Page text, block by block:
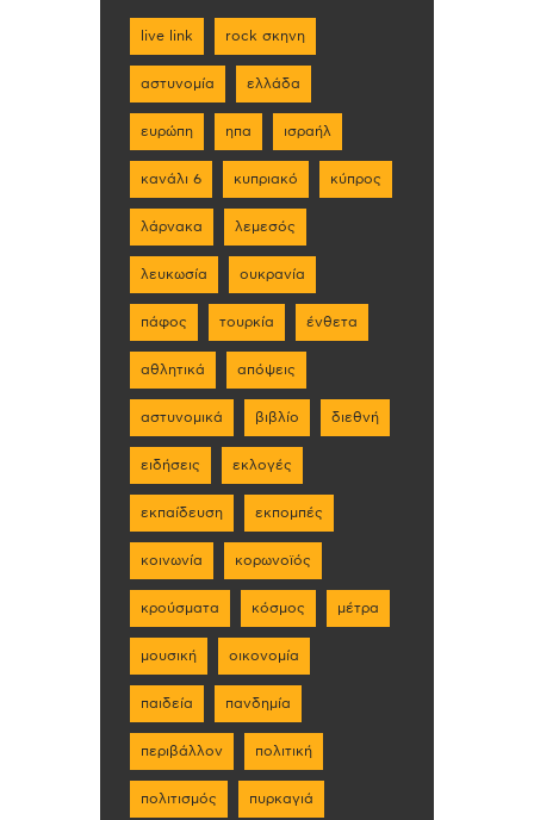
live link rock σκηνη
αστυνομία ελλάδα
ευρώπη ηπα ισραήλ
κανάλι 6 κυπριακό κύπρος
λάρνακα λεμεσός
λευκωσία ουκρανία
πάφος τουρκία ένθετα
αθλητικά απόψεις
αστυνομικά βιβλίο διεθνή
ειδήσεις εκλογές
εκπαίδευση εκπομπές
κοινωνία κορωνοϊός
κρούσματα κόσμος μέτρα
μουσική οικονομία
παιδεία πανδημία
περιβάλλον πολιτική
πολιτισμός πυρκαγιά